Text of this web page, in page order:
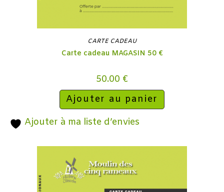
CARTE CADEAU
Carte cadeau MAGASIN 50 €
50.00 €
Ajouter au panier
Ajouter à ma liste d’envies